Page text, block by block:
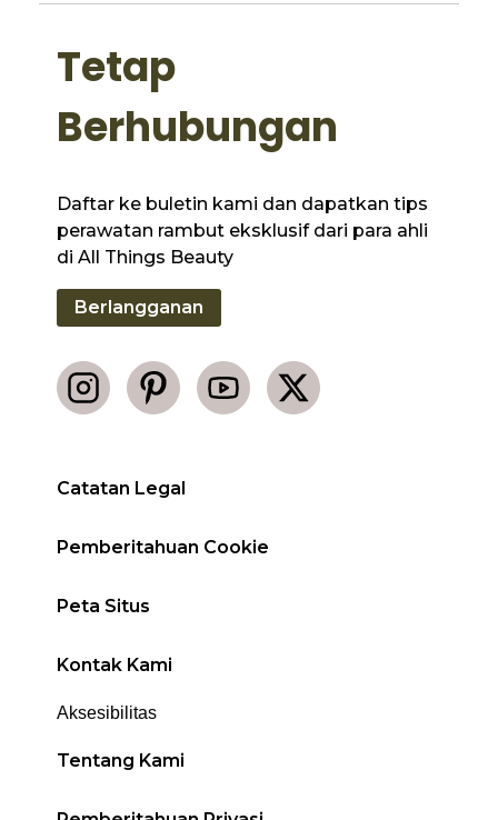
Catatan Legal
Pemberitahuan Cookie
Peta Situs
Kontak Kami
Aksesibilitas
Tentang Kami
Tetap
Berhubungan
Daftar ke buletin kami dan dapatkan tips
perawatan rambut eksklusif dari para ahli
di All Things Beauty
Berlangganan